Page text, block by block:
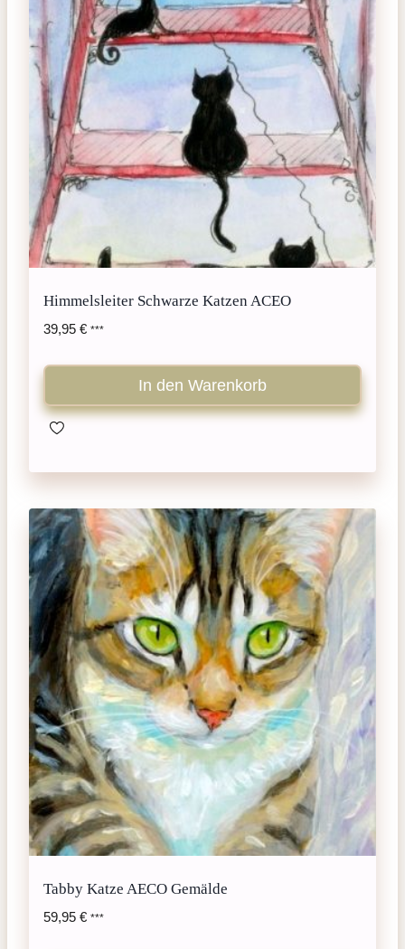
Himmelsleiter Schwarze Katzen ACEO
39,95 € ***
In den Warenkorb
Tabby Katze AECO Gemälde
59,95 € ***